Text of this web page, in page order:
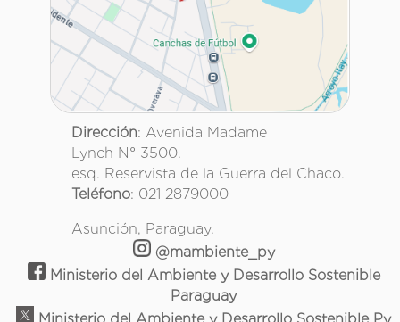
Dirección: Avenida Madame
Lynch N° 3500.
esq. Reservista de la Guerra del Chaco.
Teléfono: 021 2879000
Asunción, Paraguay.
@mambiente_py
Ministerio del Ambiente y Desarrollo Sostenible
Paraguay